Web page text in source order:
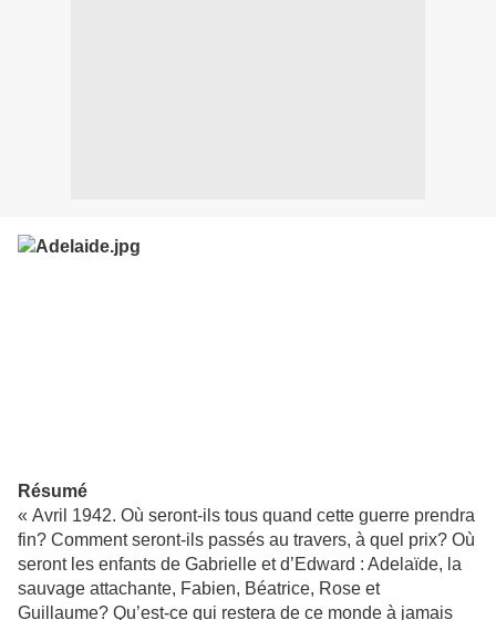
Résumé
« Avril 1942. Où seront-ils tous quand cette guerre prendra
fin? Comment seront-ils passés au travers, à quel prix? Où
seront les enfants de Gabrielle et d’Edward : Adelaïde, la
sauvage attachante, Fabien, Béatrice, Rose et
Guillaume? Qu’est-ce qui restera de ce monde à jamais